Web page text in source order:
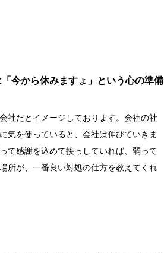
今から休みますょ」という心の準備
社だとイメージしております。会社の社
気を使っていると、会社は伸びていきま
て感謝を込めて接っしていれば、弱って
所が、一番良い対処の仕方を教えてくれ